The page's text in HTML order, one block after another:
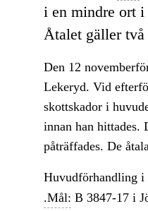
i en mindre ort
Åtalet gäller två
Den 12
Lekeryd. Vid
skottskador i
innan han hittades.
påträffades. De
Huvudförhandling i
.Mål: B 3847-17 i